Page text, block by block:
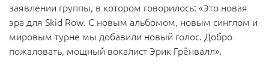
заявлении группы, в котором говорилось: «Это новая
эра для Skid Row. С новым альбомом, новым синглом и
мировым турне мы добавили новый голос. Добро
пожаловать, мощный вокалист Эрик Грёнвалл».